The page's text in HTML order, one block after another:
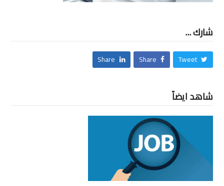
شارك ...
Tweet
Share
Share
شاهد ايضاً